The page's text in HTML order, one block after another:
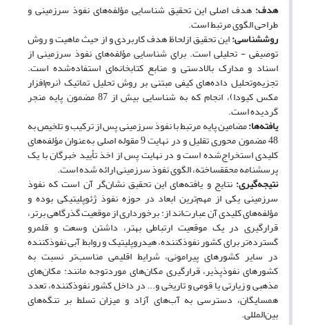
هدف: هدف اصلی این تحقیق شناسایی مؤلفه‌های نفوذ سرزمینی و
طراحی الگوی مرتبط است.
روششناسی:این تحقیق ازلحاظ هدف کاربردی و از حیث ماهیت و روش
توصیفی - تحلیلی است. برای شناسایی مؤلفه‌های نفوذ سرزمینی از
اسناد و مدارک بالادستی و منابع کتابخانه‌ای استفاده‌شده است.
تجزیه‌وتحلیل داده‌های کیفی مبتنی بر روش تحلیل تماتیک (نرم‌افزار
مکس کیودا)، انجام که به شناسایی بیش از 87 مضمون پایه منجر
گردیده است.
یافته‌ها:مضامین پایه مرتبط با نفوذ سرزمینی پس از ترکیب و تلخیص به
48 مضمون محوری تقلیل و در نهایت 9 مقوله اصلی به‌عنوان مؤلفه‌های
کلیدی استخراج‌شده است و در نهایت پس از اخذ تأیید خبرگان با یک
پرسشنامه محقق‎ساخته، الگوی نفوذ سرزمینی ارائه شده است.
نتیجه‌گیری:نتایج و یافته‌های این تحقیق نشان‌گر آن است که نفوذ
سرزمینی یکی از مهم‌ترین ابعاد در حوزه نفوذ ژئوپلیتیکی بوده و
مؤلفه‌های کلیدی آن عبارت‌اند از: برخورداری از موقعیت گذرگاهی برتر،
قرارگیری در یک موقعیت ارتباطی بهتر، داشتن وسعت و قلمرو
گسترده‌تر برای کشور نفوذکننده، هیدروپلیتیک و روابط آبی نفوذکننده
در سایر کشورهای پیرامونی، شرایط اقلیمی مناسب‌تر نسبت به
کشورهای نفوذپذیر، قرارگیری مکان‌های موردتوجه مانند: مکان‌های
مذهبی و زیارتی یا قومی و تاریخی و... در داخل کشور نفوذکننده، تعدد
همسایگان، دسترسی به آب‌های آزاد و میزان تسلط بر تنگه‌های
بین‌المللی.